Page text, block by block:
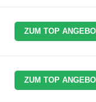
ZUM TOP
ZUM TOP